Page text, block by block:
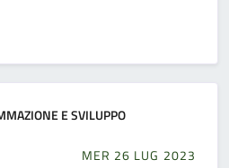
E SVILUPPO
MER 26 LUG 2023